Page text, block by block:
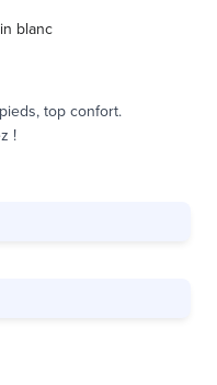
blanc
top confort.
!